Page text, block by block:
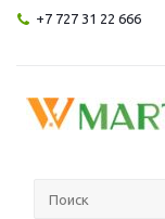
+7 727 31 22 666